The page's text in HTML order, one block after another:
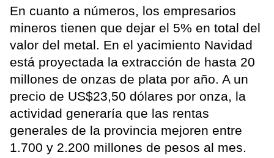
En cuanto a números, los empresarios
mineros tienen que dejar el 5% en total del
valor del metal. En el yacimiento Navidad
está proyectada la extracción de hasta 20
millones de onzas de plata por año. A un
precio de US$23,50 dólares por onza, la
actividad generaría que las rentas
generales de la provincia mejoren entre
1.700 y 2.200 millones de pesos al mes.